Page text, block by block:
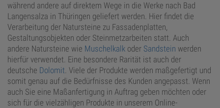
während andere auf direktem Wege in die Werke nach Bad
Langensalza in Thüringen geliefert werden. Hier findet die
Verarbeitung der Natursteine zu Fassadenplatten,
Gestaltungsobjekten oder Steinmetzarbeiten statt. Auch
andere Natursteine wie Muschelkalk oder Sandstein werden
hierfür verwendet. Eine besondere Rarität ist auch der
deutsche Dolomit. Viele der Produkte werden maßgefertigt und
somit genau auf die Bedürfnisse des Kunden angepasst. Wenn
auch Sie eine Maßanfertigung in Auftrag geben möchten oder
sich für die vielzähligen Produkte in unserem Online-